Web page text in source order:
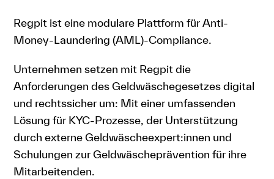
Regpit ist eine modulare Plattform für Anti-
Money-Laundering (AML)-Compliance.
Unternehmen setzen mit Regpit die
Anforderungen des Geldwäschegesetzes digital
und rechtssicher um: Mit einer umfassenden
Lösung für KYC-Prozesse, der Unterstützung
durch externe Geldwäscheexpert:innen und
Schulungen zur Geldwäscheprävention für ihre
Mitarbeitenden.